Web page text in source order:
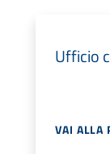
Ufficio
VAI ALLA